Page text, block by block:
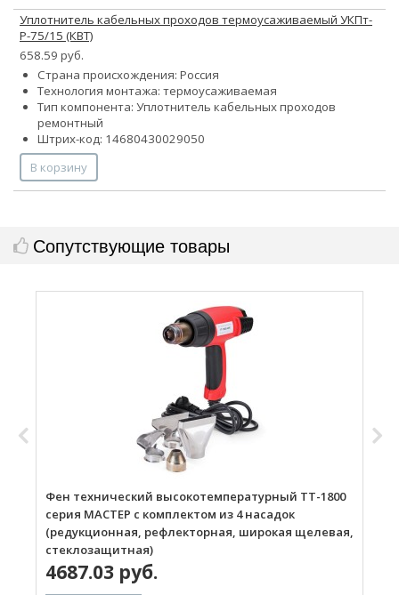
Уплотнитель кабельных проходов термоусаживаемый УКПт-
Р-75/15 (КВТ)
658.59 руб.
Страна происхождения: Россия
Технология монтажа: термоусаживаемая
Тип компонента: Уплотнитель кабельных проходов
ремонтный
Штрих-код: 14680430029050
В корзину
Сопутствующие товары
Фен технический высокотемпературный ТТ-1800
серия МАСТЕР с комплектом из 4 насадок
(редукционная, рефлекторная, широкая щелевая,
стеклозащитная)
4687.03 руб.